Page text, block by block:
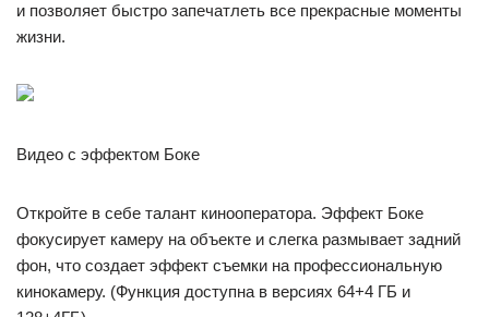
и позволяет быстро запечатлеть все прекрасные моменты
жизни.
Видео с эффектом Боке
Откройте в себе талант кинооператора. Эффект Боке
фокусирует камеру на объекте и слегка размывает задний
фон, что создает эффект съемки на профессиональную
кинокамеру. (Функция доступна в версиях 64+4 ГБ и